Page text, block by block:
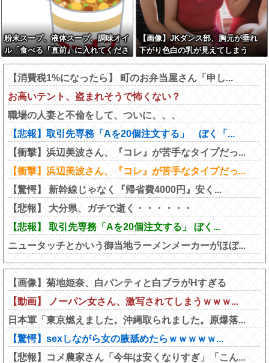
粉末スープ、液体スープ、調味オイ
ル「食べる『直前』に入れてくださ
い！！」
【画像】JKダンス部、胸元が垂れ
下がり色白の乳が見えてしまう
【消費税1%になったら】 町のお弁当屋さん「申し...
お高いテント、盗まれそうで怖くない？
職場の人妻と不倫をして、ついに、、、
【悲報】取引先専務「Aを20個注文する」 ぼく「...
【衝撃】浜辺美波さん、『コレ』が苦手なタイプだっ...
【衝撃】浜辺美波さん、『コレ』が苦手なタイプだっ...
【驚愕】 新幹線じゃなく『帰省費4000円』安く...
【悲報】 大分県、ガチで逝く・・・・・・
【悲報】 取引先専務「Aを20個注文する」 ぼく...
ニュータッチとかいう御当地ラーメンメーカーがほぼ...
【画像】菊地姫奈、白パンティと白ブラがHすぎる
【動画】 ノーパン女さん、激写されてしまうｗｗｗ...
日本軍「東京燃えました。沖縄取られました。原爆落...
【驚愕】sexしながら女の腋舐めたらｗｗｗｗｗ...
【悲報】コメ農家さん「今年は安くなりすぎ」「こん...